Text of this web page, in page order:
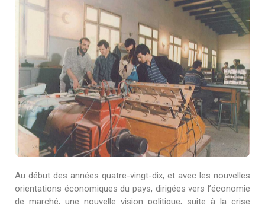
Au début des années quatre-vingt-dix, et avec les nouvelles
orientations économiques du pays, dirigées vers l’économie
de marché, une nouvelle vision politique, suite à la crise